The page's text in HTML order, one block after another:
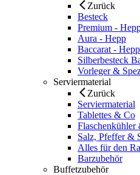
Zurück
Besteck
Premium -
Aura - Hepp
Baccarat - Hepp
Silberbesteck
Vorleger &
Serviermaterial
Zurück
Serviermaterial
Tablettes & Co
Flaschenkühler
Salz, Pfeffer &
Alles für den
Barzubehör
Buffetzubehör